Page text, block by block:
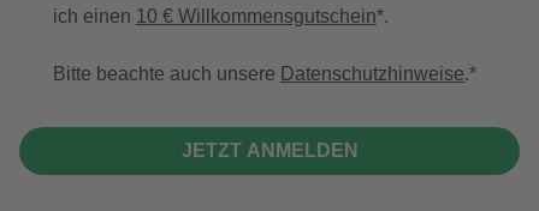
ich einen 10 € Willkommensgutschein*.
Bitte beachte auch unsere Datenschutzhinweise.
JETZT ANMELDEN